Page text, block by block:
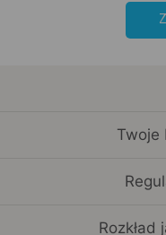
Twoje
Rozkład